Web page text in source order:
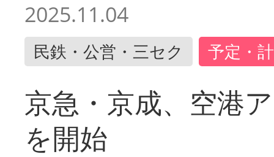
2025.11.04
民鉄・公営・三セク 予定・
京急・京成、空港
を開始